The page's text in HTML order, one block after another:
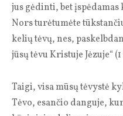
jus gėdinti, bet
Nors turėtumėte
kelių tėvų, nes,
jūsų tėvu Kristuje Jėzuje“
Taigi, visa mūsų tėvystė
Tėvo, esančio danguje,